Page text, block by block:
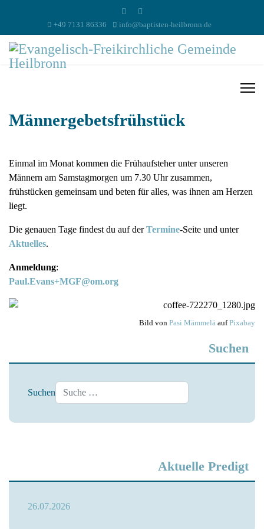
+49 7131 86336 info@baptisten-heilbronn.de
Männergebetsfrühstück
Einmal im Monat kommen die Frühaufsteher unter unseren
Männern am Samstagmorgen um 7.30 Uhr zusammen,
frühstücken gemeinsam und beten für alles, was ihnen am Herzen
liegt.
Die genauen Tage findest du auf derTermine-Seite und unter
Aktuelles.
Anmeldung:
Paul.Evans+MGF@om.org
Bild von Pasi Mämmelä aufPixabay
Suchen
Suchen
Aktuelle Predigt
26.07.2026